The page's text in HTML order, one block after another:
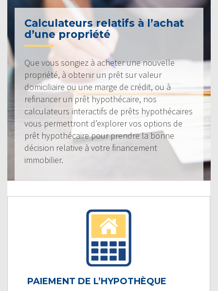
Calculateurs relatifs à l’achat
d’une propriété
Que vous songiez à acheter une nouvelle
propriété, à obtenir un prêt sur valeur
domiciliaire ou une marge de crédit, ou à
refinancer un prêt hypothécaire, nos
calculateurs interactifs de prêts hypothécaires
vous permettront d’explorer vos options de
prêt hypothécaire pour prendre la bonne
décision relative à votre financement
immobilier.
PAIEMENT DE L’HYPOTHÈQUE